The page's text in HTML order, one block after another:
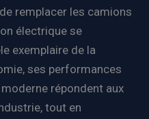
remplacer les camions
électrique se
exemplaire de la
ses performances
répondent aux
tout en